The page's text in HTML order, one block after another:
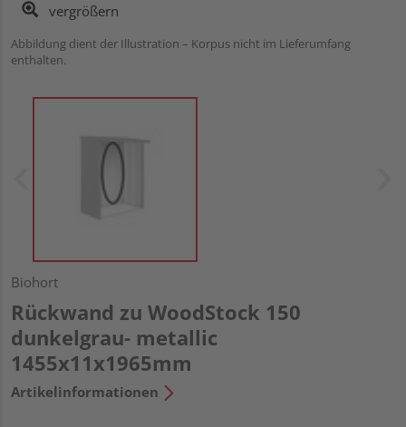
vergrößern
Abbildung dient der Illustration – Korpus nicht im Lieferumfang
enthalten.
Biohort
Rückwand zu WoodStock 150
dunkelgrau- metallic
1455x11x1965mm
Artikelinformationen